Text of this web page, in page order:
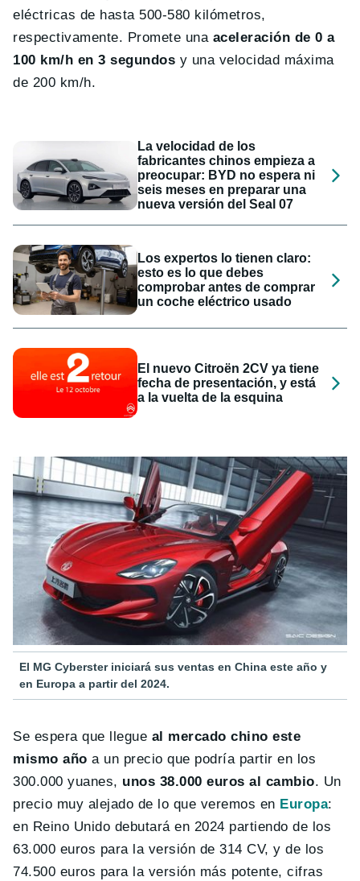
eléctricas de hasta 500-580 kilómetros,
respectivamente. Promete una aceleración de 0 a
100 km/h en 3 segundos y una velocidad máxima
de 200 km/h.
La velocidad de los
fabricantes chinos empieza a
preocupar: BYD no espera ni
seis meses en preparar una
nueva versión del Seal 07
Los expertos lo tienen claro:
esto es lo que debes
comprobar antes de comprar
un coche eléctrico usado
El nuevo Citroën 2CV ya tiene
fecha de presentación, y está
a la vuelta de la esquina
El MG Cyberster iniciará sus ventas en China este año y
en Europa a partir del 2024.
Se espera que llegue al mercado chino este
mismo año a un precio que podría partir en los
300.000 yuanes, unos 38.000 euros al cambio. Un
precio muy alejado de lo que veremos en Europa:
en Reino Unido debutará en 2024 partiendo de los
63.000 euros para la versión de 314 CV, y de los
74.500 euros para la versión más potente, cifras